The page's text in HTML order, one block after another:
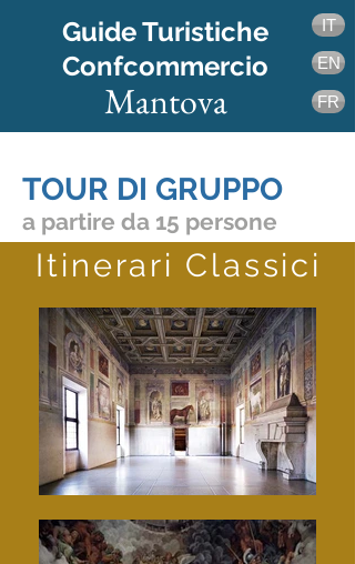
Mantova
Guide Turistiche
Confcommercio
IT
EN
FR
TOUR DI GRUPPO
a partire da 15 persone
Itinerari Classici